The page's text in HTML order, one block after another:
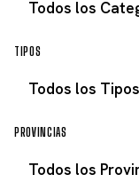
TIPOS
PROVINCIAS